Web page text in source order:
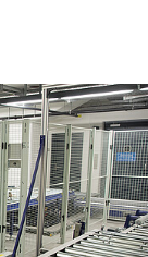
site